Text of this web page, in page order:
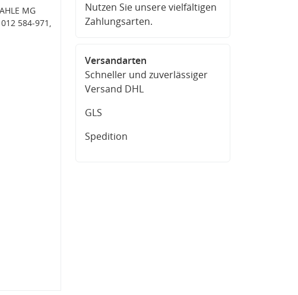
MG
012 584-971,
Nutzen Sie unsere vielfältigen
Zahlungsarten.
Versandarten
Schneller und zuverlässiger
Versand DHL
GLS
Spedition